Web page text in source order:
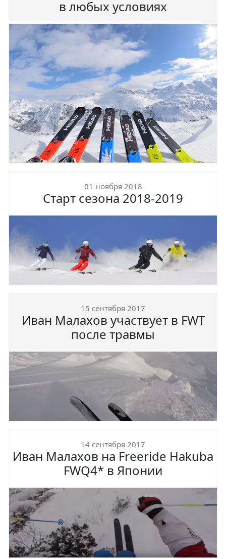
в любых условиях
01 ноября 2018
Старт сезона 2018-2019
15 сентября 2017
Иван Малахов участвует в FWT
после травмы
14 сентября 2017
Иван Малахов на Freeride Hakuba
FWQ4* в Японии